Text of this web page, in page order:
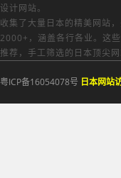
设计网站。
收集了大量日本的精美网站
2000+，涵盖各行各业。这
推荐，手工筛选的日本顶尖网
粤ICP备16054078号 日本网站